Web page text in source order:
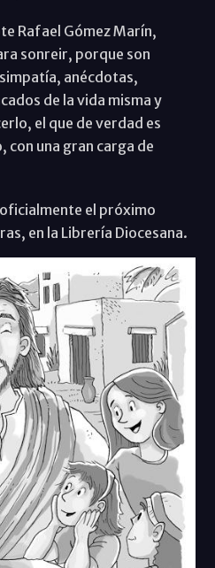
Rafael Gómez Marín,
sonreir, porque son
anécdotas,
de la vida misma y
el que de verdad es
una gran carga de
el próximo
en la Librería Diocesana.